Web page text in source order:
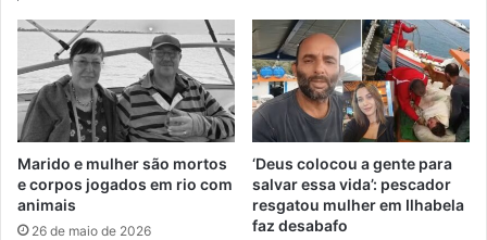
Marido e mulher são mortos
e corpos jogados em rio com
animais
26 de maio de 2026
‘Deus colocou a gente para
salvar essa vida’: pescador
resgatou mulher em Ilhabela
faz desabafo